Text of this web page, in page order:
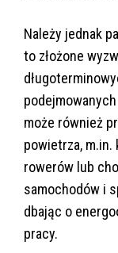
Należy jednak
to złożone
może również
powietrza,
rowerów lub
samochodów i
dbając o
pracy.